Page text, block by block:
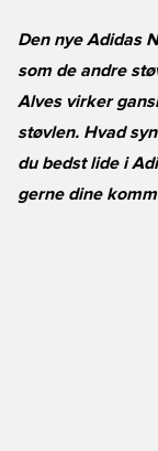
Den nye Adidas
som de andre
Alves virker
støvlen. Hvad
du bedst lide i
gerne dine